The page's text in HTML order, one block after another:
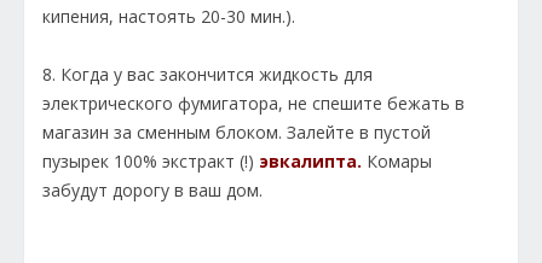
кипения, настоять 20-30 мин.).
8. Когда у вас закончится жидкость для
электрического фумигатора, не спешите бежать в
магазин за сменным блоком. Залейте в пустой
пузырек 100% экстракт (!) эвкалипта. Комары
забудут дорогу в ваш дом.